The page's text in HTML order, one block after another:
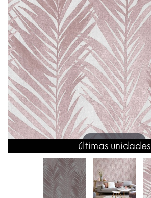
Toca para ampliar
últimas unidades